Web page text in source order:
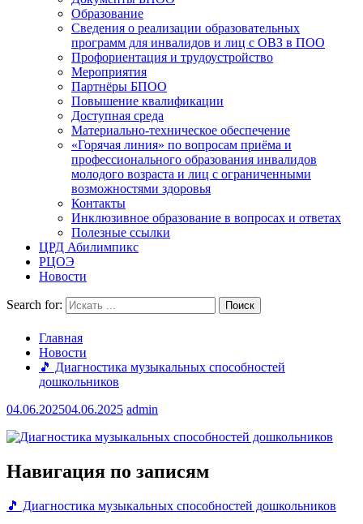
Образование
Сведения о реализации образовательных
программ для инвалидов и лиц с ОВЗ в ПОО
Профориентация и трудоустройство
Мероприятия
Партнёры БПОО
Повышение квалификации
Доступная среда
Материально-техническое обеспечение
«Горячая линия» по вопросам приёма и
профессионального образования инвалидов
молодого возраста и лиц с ограниченными
возможностями здоровья
Контакты
Инклюзивное образование в вопросах и ответах
Полезные ссылки
ЦРД Абилимпикс
РЦОЭ
Новости
Search for:
Главная
Новости
🎵 Диагностика музыкальных способностей
дошкольников
04.06.202504.06.2025 admin
Навигация по записям
🎵 Диагностика музыкальных способностей дошкольников